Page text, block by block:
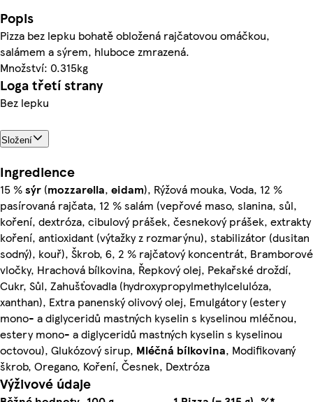
Popis
Pizza bez lepku bohatě obložená rajčatovou omáčkou,
salámem a sýrem, hluboce zmrazená.
Množství: 0.315kg
Loga třetí strany
Bez lepku
Složení
Ingredience
15 %sýr (mozzarella, eidam), Rýžová mouka, Voda, 12 %
pasírovaná rajčata, 12 % salám (vepřové maso, slanina, sůl,
koření, dextróza, cibulový prášek, česnekový prášek, extrakty
koření, antioxidant (výtažky z rozmarýnu), stabilizátor (dusitan
sodný), kouř), Škrob, 6, 2 % rajčatový koncentrát, Bramborové
vločky, Hrachová bílkovina, Řepkový olej, Pekařské droždí,
Cukr, Sůl, Zahušťovadla (hydroxypropylmethylcelulóza,
xanthan), Extra panenský olivový olej, Emulgátory (estery
mono- a diglyceridů mastných kyselin s kyselinou mléčnou,
estery mono- a diglyceridů mastných kyselin s kyselinou
octovou), Glukózový sirup, Mléčná bílkovina, Modifikovaný
škrob, Oregano, Koření, Česnek, Dextróza
Výživové údaje